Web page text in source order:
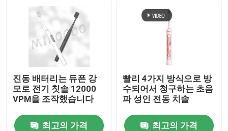
진동 배터리는 듀폰 강
모로 전기 칫솔 12000
VPM을 조작했습니다
최고의 가격
빨리 4가지 방식으로 방
수되어서 청구하는 초음
파 성인 전동 치솔
최고의 가격